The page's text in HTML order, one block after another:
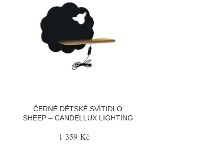
ČERNÉ DĚTSKÉ SVÍTIDLO
SHEEP – CANDELLUX LIGHTING
1 359 Kč